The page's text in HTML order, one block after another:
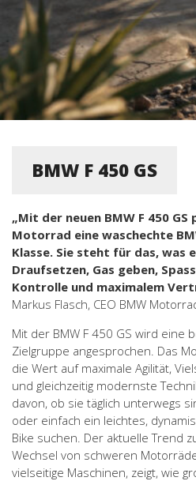
BMW F 450 GS
„Mit der neuen BMW F 450
Motorrad eine waschechte
Klasse. Sie steht für das, was
Draufsetzen, Gas geben,
Kontrolle und maximalem
Markus Flasch, CEO BMW
Mit der BMW F 450 GS wird eine
Zielgruppe angesprochen. Das
die Wert auf maximale Agilität,
und gleichzeitig modernste
davon, ob sie täglich unterwegs
oder einfach ein leichtes,
Bike suchen. Der aktuelle Trend
Wechsel von schweren
vielseitige Maschinen, zeigt, wie